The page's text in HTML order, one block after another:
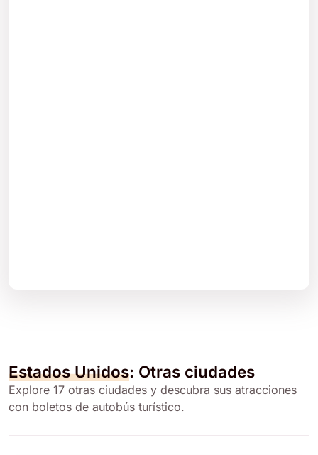
Estados Unidos: Otras ciudades
Explore 17 otras ciudades y descubra sus atracciones
con boletos de autobús turístico.